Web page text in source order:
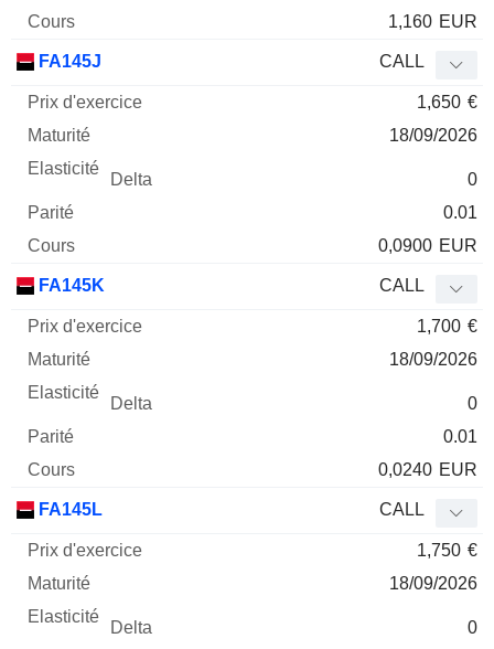
1,160 EUR
FA145J CALL
1,650 €
18/09/2026
0
0.01
0,0900 EUR
FA145K CALL
1,700 €
18/09/2026
0
0.01
0,0240 EUR
FA145L CALL
1,750 €
18/09/2026
0